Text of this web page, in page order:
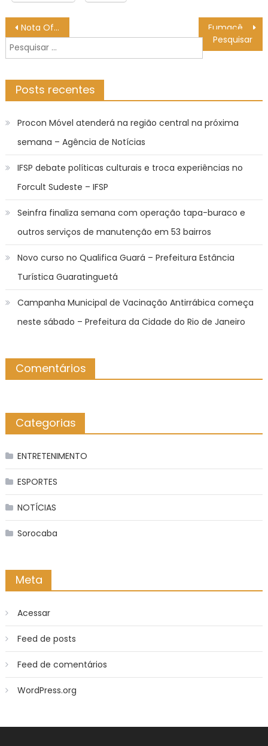
Navegação
de
Post
Nota Oficial – Prefeitura Municipal de Bonito
Pesquisar
por:
Posts recentes
Procon Móvel atenderá na região central na próxima
semana – Agência de Notícias
IFSP debate políticas culturais e troca experiências no
Forcult Sudeste – IFSP
Seinfra finaliza semana com operação tapa-buraco e
outros serviços de manutenção em 53 bairros
Novo curso no Qualifica Guará – Prefeitura Estância
Turística Guaratinguetá
Campanha Municipal de Vacinação Antirrábica começa
neste sábado – Prefeitura da Cidade do Rio de Janeiro
Comentários
Categorias
ENTRETENIMENTO
ESPORTES
NOTÍCIAS
Sorocaba
Meta
Acessar
Feed de posts
Feed de comentários
WordPress.org